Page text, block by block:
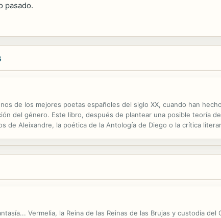
pasado.
de los mejores poetas españoles del siglo XX, cuando han
del género. Este libro, después de plantear una posible teoría
de Aleixandre, la poética de la Antología de Diego o la crítica
Vermelia, la Reina de las Reinas de las Brujas y custodia